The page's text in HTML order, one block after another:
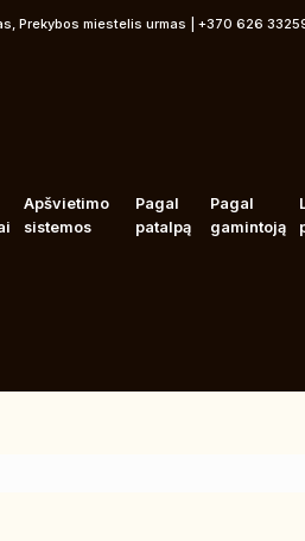
Prekybos miestelis urmas | +370 626
Apšvietimo
sistemos
Pagal
patalpą
Pagal
gamintoją